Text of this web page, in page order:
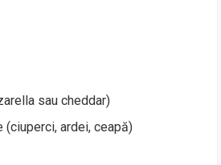
sau cheddar)
(ciuperci, ardei, ceapă)